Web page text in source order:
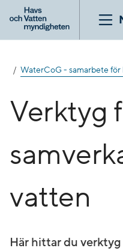
till
innehåll
WaterCoG - samarbete
Verktyg
vatten
Här hittar du